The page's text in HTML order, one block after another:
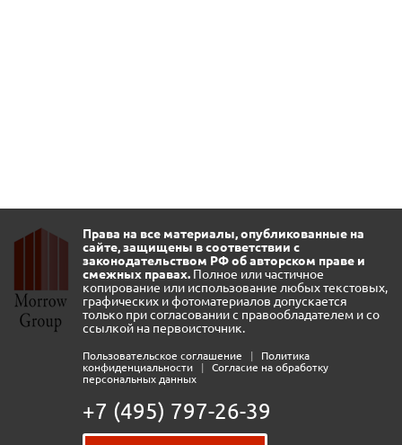
Права на все материалы, опубликованные на
сайте, защищены в соответствии с
законодательством РФ об авторском праве и
смежных правах. Полное или частичное
копирование или использование любых текстовых,
графических и фотоматериалов допускается
только при согласовании с правообладателем и со
ссылкой на первоисточник.
Пользовательское соглашение |
Политика
конфиденциальности
|
Согласие на обработку
персональных данных
+7 (495) 797-26-39